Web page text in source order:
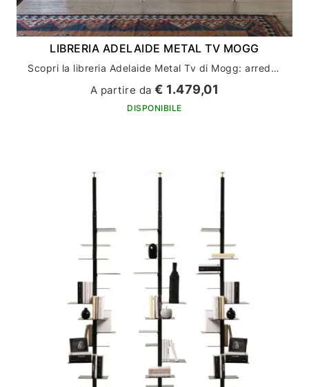
LIBRERIA ADELAIDE METAL TV MOGG
Scopri la libreria Adelaide Metal Tv di Mogg: arredamento casa di design
A partire da€ 1.479,01
DISPONIBILE